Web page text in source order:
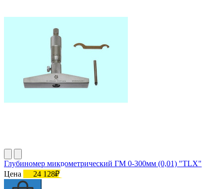
Глубиномер микрометрический ГМ 0-300мм (0,01) "TLX"
Цена
24 128₽